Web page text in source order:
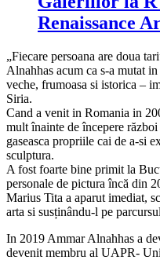
Renaissance
„Fiecare persoana are doua
Alnahhas acum ca s-a mutat
veche, frumoasa si istorica –
Siria.
Cand a venit in Romania in
mult înainte de începere
gaseasca propriile cai de a-si
sculptura.
A fost foarte bine primit la
personale de pictura încă din
Marius Tita a aparut imediat,
arta si susținându-l pe
In 2019 Ammar Alnahhas a
devenit membru al UAPR-